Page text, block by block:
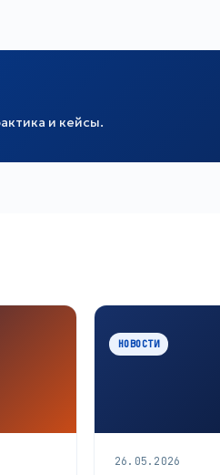
и кейсы.
НОВОСТИ
26.05.2026